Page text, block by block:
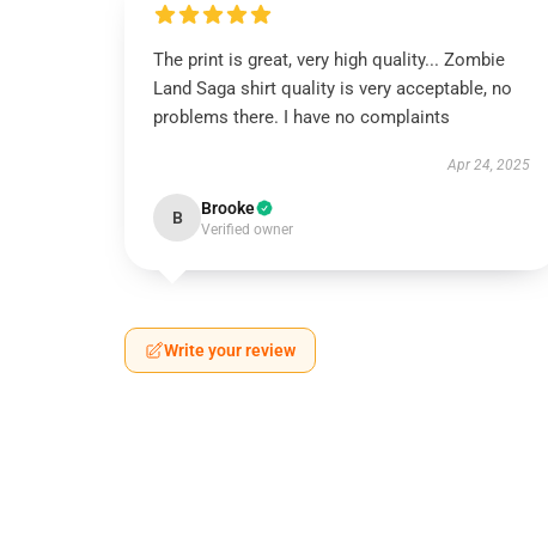
The print is great, very high quality... Zombie
Land Saga shirt quality is very acceptable, no
problems there. I have no complaints
Apr 24, 2025
B Brooke
Verified owner
Write your review